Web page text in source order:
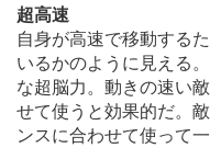
超高速
自身が高速で移動する
いるかのように見える
な超脳力。動きの速い
せて使うと効果的だ。
ンスに合わせて使って